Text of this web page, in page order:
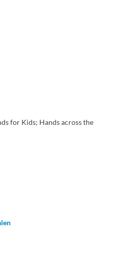
for Kids; Hands across the